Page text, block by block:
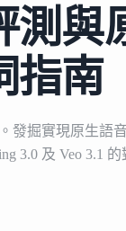
測與
指南
發掘實現原生語
3.0 及 Veo 3.1 的